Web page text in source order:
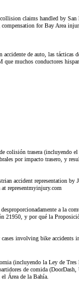
de auto, las tácticas
muchos conductores
colisión trasera (incluyendo
por impacto trasero, y
a la
21950, y por qué la
(incluyendo la Ley de
de comida
Área de la Bahía.